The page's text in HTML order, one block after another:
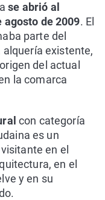
se abrió al
agosto de 2009. El
parte del
existente,
del actual
la comarca
con categoría
es un
en el
en el
y en su